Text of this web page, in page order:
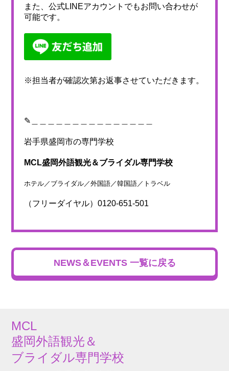
また、公式LINEアカウントでもお問い合わせが
可能です。
※担当者が確認次第お返事させていただきます。
✎＿＿＿＿＿＿＿＿＿＿＿＿＿＿＿
岩手県盛岡市の専門学校
MCL盛岡外語観光＆ブライダル専門学校
ホテル／ブライダル／外国語／韓国語／トラベル
（フリーダイヤル）0120-651-501
NEWS＆EVENTS 一覧に戻る
MCL
盛岡外語観光＆
ブライダル専門学校